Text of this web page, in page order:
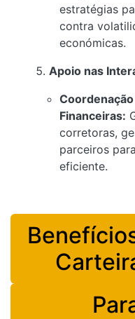
estratégias
contra
económicas.
Apoio nas
Financeiras:
corretoras,
parceiros
eficiente.